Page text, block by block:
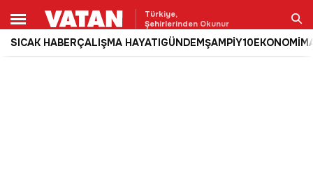
Türkiye,
Şehirlerinden Okunur
SICAK HABERÇALIŞMA HAYATIGÜNDEMŞAMPİY10EKONOMİ
Ara